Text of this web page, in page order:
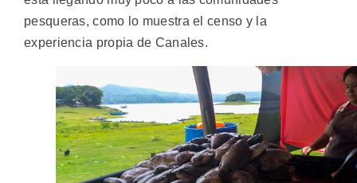
pesqueras, como lo muestra el censo y la
experiencia propia de Canales.